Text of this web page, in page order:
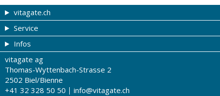
vitagate.ch
Gesund & schön
Themen von A-Z
Therapien von A-Z
Gesundheit zum Hören
Gesundheitstests
Service
Gutscheine
Drogistenstern
Drogeriesuche
Partner-Drogerien
Infos
Impressum
Über uns
Nutzungsbestimmungen
vitagate ag
Thomas-Wyttenbach-Strasse 2
2502 Biel/Bienne
+41 32 328 50 50
info@vitagate.ch